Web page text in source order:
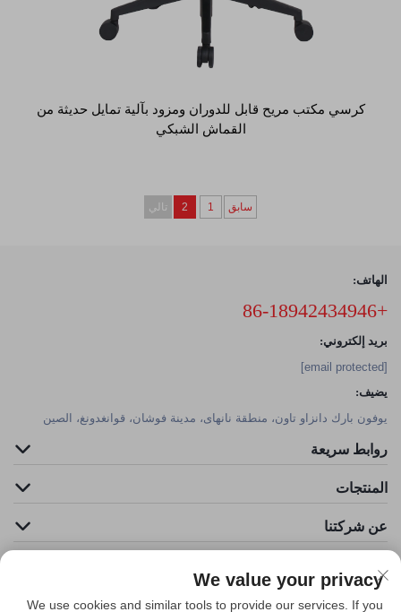
كرسي مكتب مريح قابل للدوران ومزود بآلية تمايل حديثة من
القماش الشبكي
سابق 1
2 تالي
الهاتف:
+86-18942434946
بريد إلكتروني:
[email protected]
يضيف:
يوفون بارك دانزاو تاون، منطقة نانهاى، مدينة فوشان، قوانغدونغ، الصين
روابط سريعة
المنتجات
عن شركتنا
We value your privacy
We use cookies and similar tools to provide our services. If you